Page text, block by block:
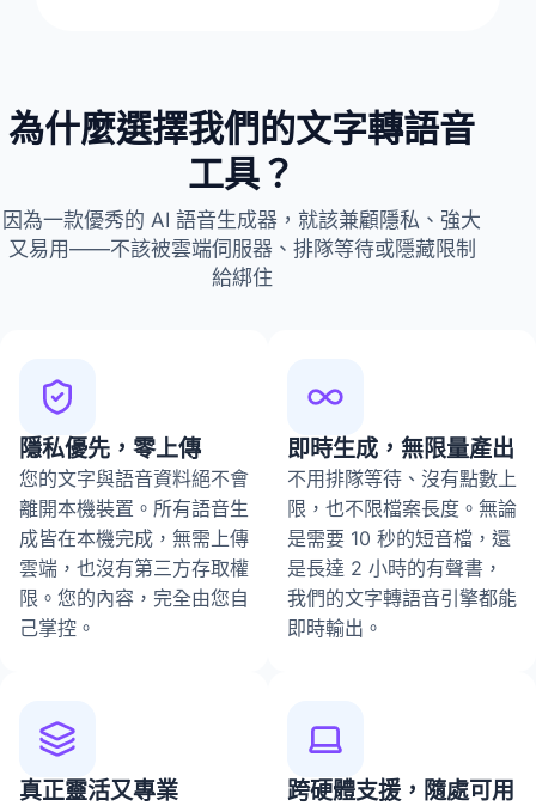
為什麼選擇我們的文字轉語音
工具？
因為一款優秀的 AI 語音生成器，就該兼顧隱私、強大
又易用——不該被雲端伺服器、排隊等待或隱藏限制
給綁住
隱私優先，零上傳
您的文字與語音資料絕不會
離開本機裝置。所有語音生
成皆在本機完成，無需上傳
雲端，也沒有第三方存取權
限。您的內容，完全由您自
己掌控。
即時生成，無限量產出
不用排隊等待、沒有點數上
限，也不限檔案長度。無論
是需要 10 秒的短音檔，還
是長達 2 小時的有聲書，
我們的文字轉語音引擎都能
即時輸出。
真正靈活又專業 跨硬體支援，隨處可用